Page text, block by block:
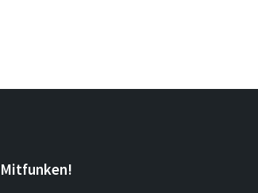
Mitfunken!